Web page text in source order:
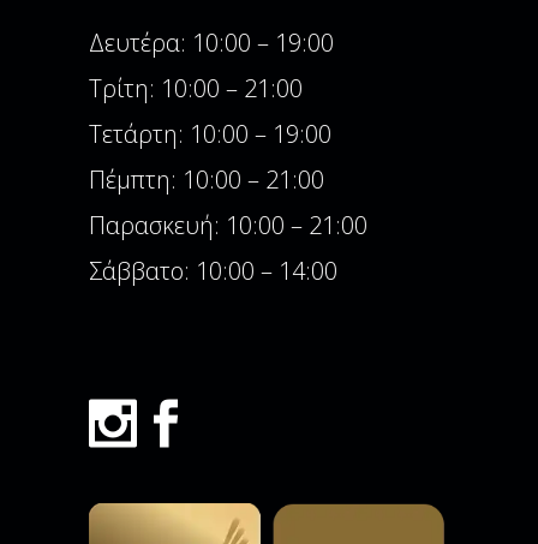
Δευτέρα: 10:00 – 19:00
Τρίτη: 10:00 – 21:00
Τετάρτη: 10:00 – 19:00
Πέμπτη: 10:00 – 21:00
Παρασκευή: 10:00 – 21:00
Σάββατο: 10:00 – 14:00